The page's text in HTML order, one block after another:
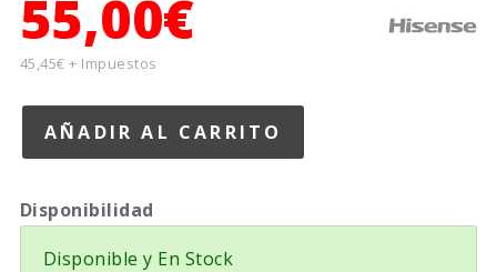
55,00€
45,45€ + Impuestos
Disponibilidad
Disponible y En Stock